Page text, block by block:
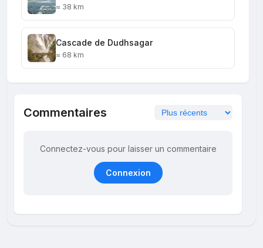
≈ 38 km
Cascade de Dudhsagar
≈ 68 km
Commentaires
Connectez-vous pour laisser un commentaire
Connexion